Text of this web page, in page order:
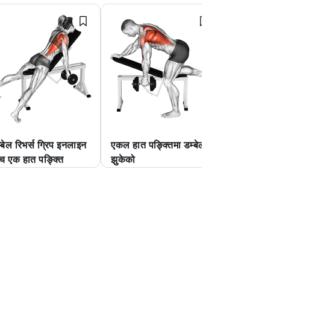
रिभर्स ग्रिप इनलाइन
एक हात पङ्क्ति
एकल हात पङ्क्तिमा डम्बेल
झुकेको